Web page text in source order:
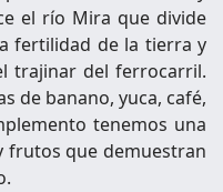
el río Mira que divide
fertilidad de la tierra y
trajinar del ferrocarril.
de banano, yuca, café,
tenemos una
frutos que demuestran